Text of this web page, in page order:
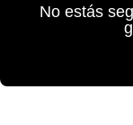
No estás